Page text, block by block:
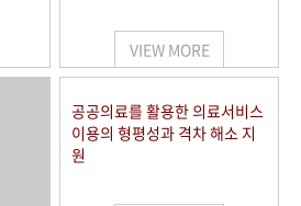
VIEW MORE
공공의료를 활용한 의료서비스
이용의 형평성과 격차 해소 지
원